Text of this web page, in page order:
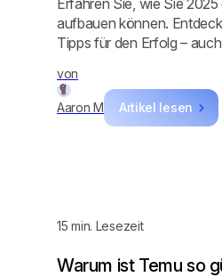
von
Aaron M Artikel lesen
Erfahren Sie, wie Sie
aufbauen können.
Tipps für den Erfolg –
15 min. Lesezeit
Warum ist Temu so